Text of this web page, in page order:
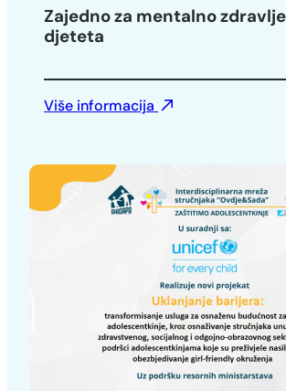
Zajedno za mentalno
djeteta
Više informacija